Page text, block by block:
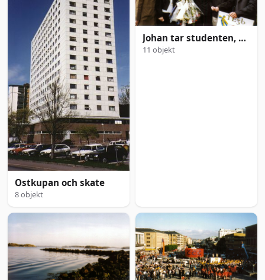
Ostkupan och skate
8 objekt
Johan tar studenten, 2001/06/08
11 objekt